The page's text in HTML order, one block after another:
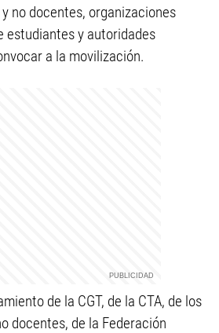
no docentes, organizaciones
estudiantes y autoridades
a la movilización.
de la CGT, de la CTA, de los
docentes, de la Federación